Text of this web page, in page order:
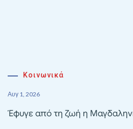
Κοινωνικά
Αυγ 1, 2026
Έφυγε από τη ζωή η